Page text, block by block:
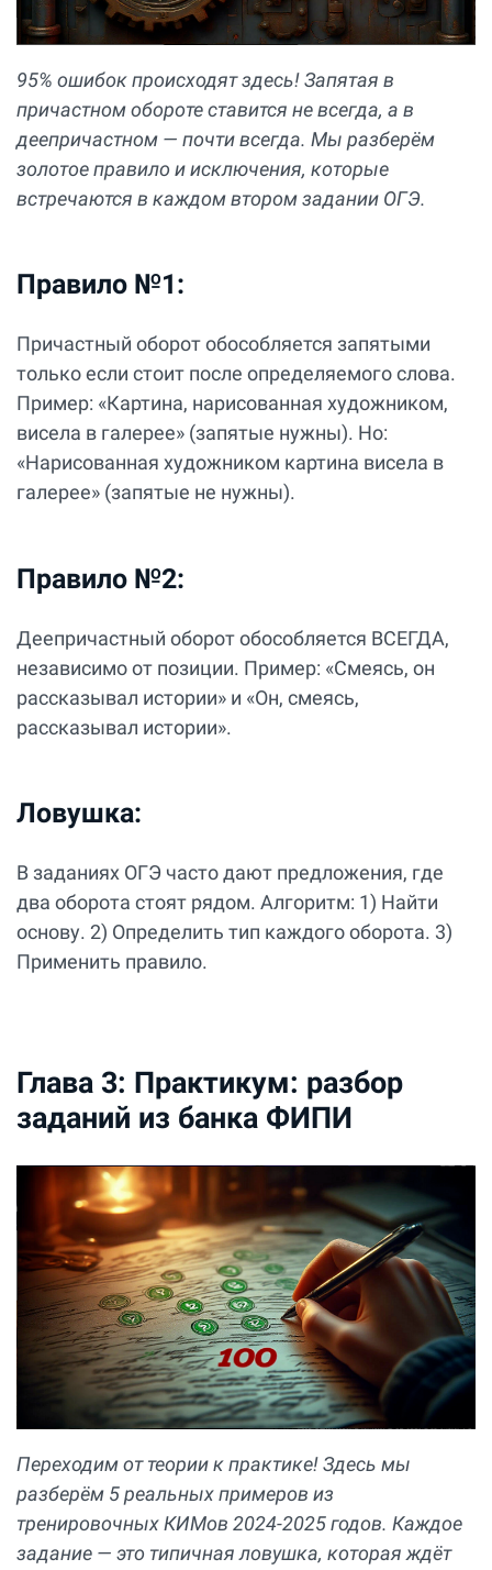
95% ошибок происходят здесь! Запятая в
причастном обороте ставится не всегда, а в
деепричастном — почти всегда. Мы разберём
золотое правило и исключения, которые
встречаются в каждом втором задании ОГЭ.
Правило №1:
Причастный оборот обособляется запятыми
только если стоит после определяемого слова.
Пример: «Картина, нарисованная художником,
висела в галерее» (запятые нужны). Но:
«Нарисованная художником картина висела в
галерее» (запятые не нужны).
Правило №2:
Деепричастный оборот обособляется ВСЕГДА,
независимо от позиции. Пример: «Смеясь, он
рассказывал истории» и «Он, смеясь,
рассказывал истории».
Ловушка:
В заданиях ОГЭ часто дают предложения, где
два оборота стоят рядом. Алгоритм: 1) Найти
основу. 2) Определить тип каждого оборота. 3)
Применить правило.
Глава 3: Практикум: разбор
заданий из банка ФИПИ
Переходим от теории к практике! Здесь мы
разберём 5 реальных примеров из
тренировочных КИМов 2024-2025 годов. Каждое
задание — это типичная ловушка, которая ждёт